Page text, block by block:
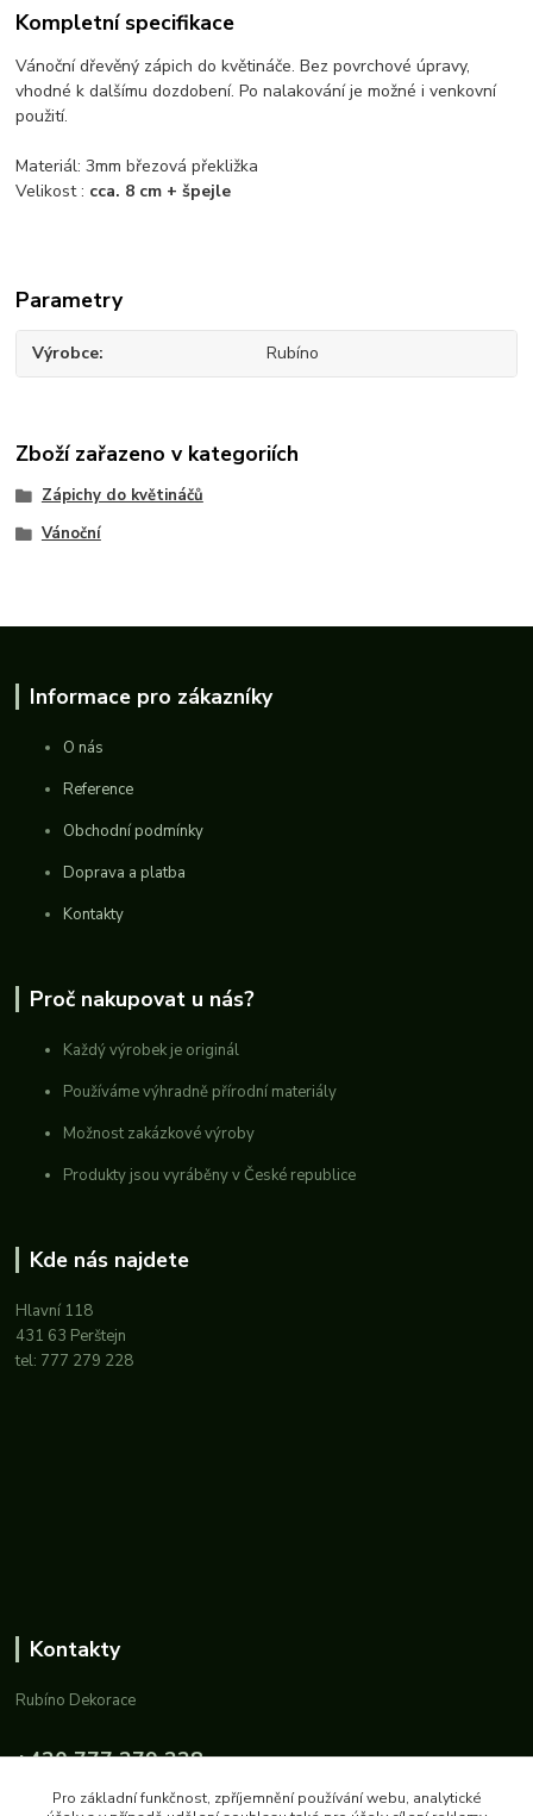
Kompletní specifikace
Vánoční dřevěný zápich do květináče. Bez povrchové úpravy,
vhodné k dalšímu dozdobení. Po nalakování je možné i venkovní
použití.
Materiál: 3mm březová překližka
Velikost : cca. 8 cm + špejle
Parametry
Výrobce Rubíno
Zboží zařazeno v kategoriích
Zápichy do květináčů
Vánoční
Informace pro zákazníky
O nás
Reference
Obchodní podmínky
Doprava a platba
Kontakty
Proč nakupovat u nás?
Každý výrobek je originál
Používáme výhradně přírodní materiály
Možnost zakázkové výroby
Produkty jsou vyráběny v České republice
Kde nás najdete
Hlavní 118
431 63 Perštejn
tel: 777 279 228
Kontakty
Rubíno Dekorace
+420 777 279 228
Pro základní funkčnost, zpříjemnění používání webu, analytické